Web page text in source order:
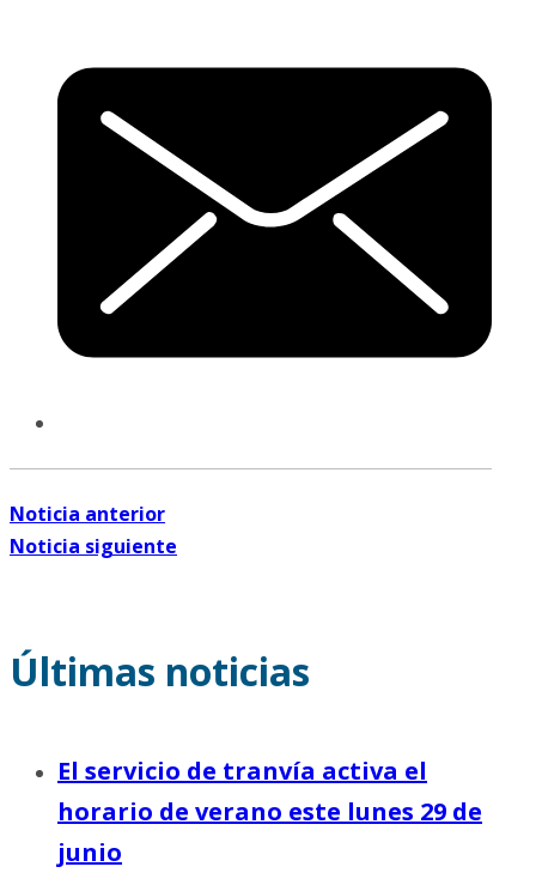
Noticia anterior
Noticia siguiente
Últimas noticias
El servicio de tranvía activa el
horario de verano este lunes 29 de
junio